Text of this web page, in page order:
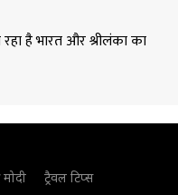
है भारत और श्रीलंका का
मोदी ट्रैवल टिप्स